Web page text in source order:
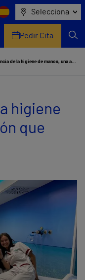
Selecciona
Pedir Cita
La importancia de la higiene de manos, una acción que salva vidas
higiene
que